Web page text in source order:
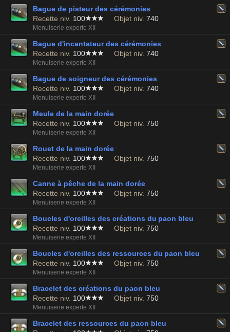
Bague de pisteur des cérémonies
Recette niv. 100 Objet niv. 740
Menuiserie experte XII
Bague d'incantateur des cérémonies
Recette niv. 100 Objet niv. 740
Menuiserie experte XII
Bague de soigneur des cérémonies
Recette niv. 100 Objet niv. 740
Menuiserie experte XII
Meule de la main dorée
Recette niv. 100 Objet niv. 750
Menuiserie experte XII
Rouet de la main dorée
Recette niv. 100 Objet niv. 750
Menuiserie experte XII
Canne à pêche de la main dorée
Recette niv. 100 Objet niv. 750
Menuiserie experte XII
Boucles d'oreilles des créations du paon bleu
Recette niv. 100 Objet niv. 750
Menuiserie experte XII
Boucles d'oreilles des ressources du paon bleu
Recette niv. 100 Objet niv. 750
Menuiserie experte XII
Bracelet des créations du paon bleu
Recette niv. 100 Objet niv. 750
Menuiserie experte XII
Bracelet des ressources du paon bleu